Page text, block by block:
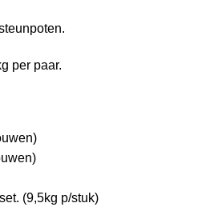
per paar.
(9,5kg p/stuk)